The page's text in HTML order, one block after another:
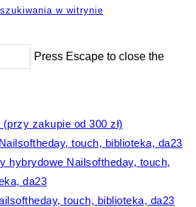
w witrynie
Press Escape to close the
(przy zakupie od 300 zł)
touch, biblioteka, da23
hybrydowe Nailsoftheday, touch,
da23
touch, biblioteka, da23